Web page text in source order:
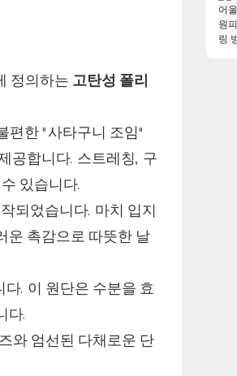
정의하는 고탄성 폴리
편한 "사타구니 조임"
공합니다. 스트레칭, 구
있습니다.
되었습니다. 마치 입지
운 촉감으로 따뜻한 날
. 이 원단은 수분을 효
다.
와 엄선된 다채로운 단